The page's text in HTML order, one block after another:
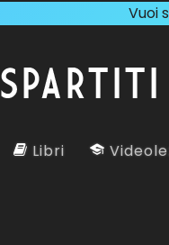
Vuoi
Libri